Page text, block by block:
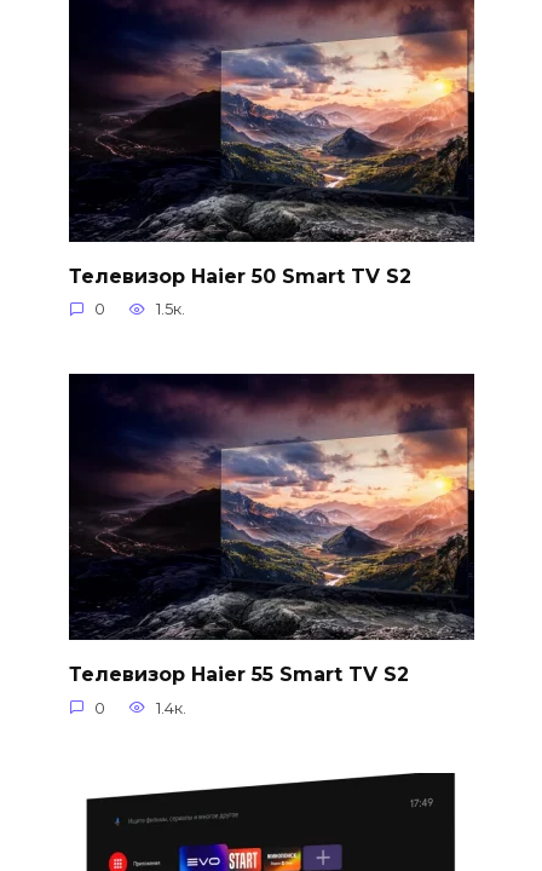
Телевизор Haier 50 Smart TV S2
0 1.5к.
Телевизор Haier 55 Smart TV S2
0 1.4к.